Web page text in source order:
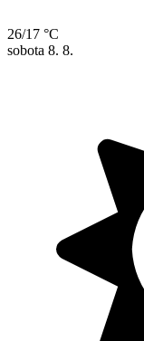
26/17 °C
sobota 8. 8.